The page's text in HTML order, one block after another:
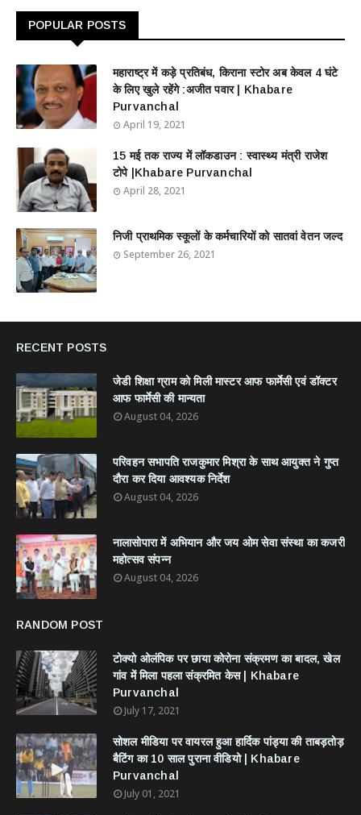
POPULAR POSTS
महाराष्ट्र में कड़े प्रतिबंध, किराना स्टोर अब केवल 4 घंटे
के लिए खुले रहेंगे :अजीत पवार | Khabare
Purvanchal
April 19, 2021
15 मई तक राज्य में लॉकडाउन : स्वास्थ्य मंत्री राजेश
टोपे |Khabare Purvanchal
April 28, 2021
निजी प्राथमिक स्कूलों के कर्मचारियों को सातवां वेतन जल्द
September 26, 2021
RECENT POSTS
जेडी शिक्षा ग्राम को मिली मास्टर आफ फार्मेसी एवं डॉक्टर
आफ फार्मेसी की मान्यता
August 04, 2026
परिवहन सभापति राजकुमार मिश्रा के साथ आयुक्त ने गुप्त
दौरा कर दिया आवश्यक निर्देश
August 04, 2026
नालासोपारा में अभियान और जय ओम सेवा संस्था का कजरी
महोत्सव संपन्न
August 04, 2026
RANDOM POST
टोक्यो ओलंपिक पर छाया कोरोना संक्रमण का बादल, खेल
गांव में मिला पहला संक्रमित केस | Khabare
Purvanchal
July 17, 2021
सोशल मीडिया पर वायरल हुआ हार्दिक पांड्या की ताबड़तोड़
बैटिंग का 10 साल पुराना वीडियो | Khabare
Purvanchal
July 01, 2021